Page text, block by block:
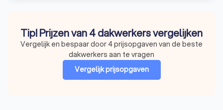
Tip! Prijzen van 4 dakwerkers vergelijken
Vergelijk en bespaar door 4 prijsopgaven van de beste
dakwerkers aan te vragen
Vergelijk prijsopgaven